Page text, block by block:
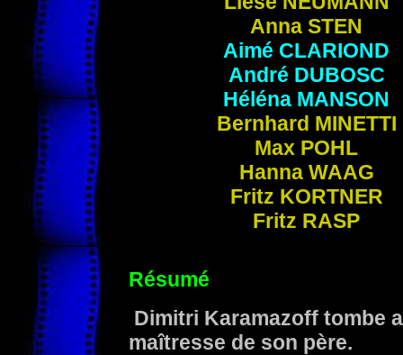
Anna STEN
Aimé CLARIOND
André DUBOSC
Héléna MANSON
Bernhard MINETTI
Max POHL
Hanna WAAG
Fritz KORTNER
Fritz RASP
Résumé
Dimitri Karamazoff tombe
maîtresse de son père.